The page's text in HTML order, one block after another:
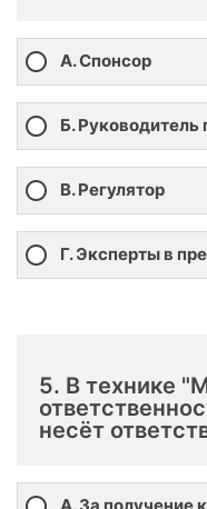
А. Спонсор
Б. Руководитель
В. Регулятор
Г. Эксперты в
5. В технике
несёт